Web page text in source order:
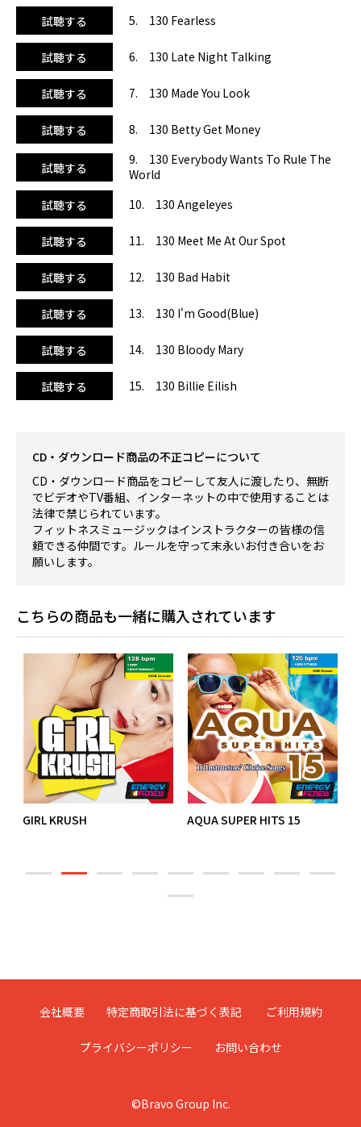
ます。8曲目、ヤング・グレイヴィー『ベティ（ゲット・マ
ネー）』は、1987年リリースのリック・アストリー「ギヴ・
ユー・アップ」をサンプリングしたもの。ユーロビート世代
には懐かしい1曲です。BPMは130均一。TikTokやショート
ムービーでバズった曲をまとめて手に入れたいならコレに決
まり！
試聴する 5. 130 Fearless
試聴する 6. 130 Late Night Talking
試聴する 7. 130 Made You Look
試聴する 8. 130 Betty Get Money
試聴する
9. 130 Everybody Wants To Rule The
World
試聴する
10. 130 Angeleyes
試聴する 11. 130 Meet Me At Our Spot
試聴する 12. 130 Bad Habit
試聴する 13. 130 I'm Good(Blue)
試聴する 14. 130 Bloody Mary
試聴する 15. 130 Billie Eilish
CD・ダウンロード商品の不正コピーについて
CD・ダウンロード商品をコピーして友人に渡したり、無断
でビデオやTV番組、インターネットの中で使用することは
法律で禁じられています。
フィットネスミュージックはインストラクターの皆様の信
頼できる仲間です。ルールを守って末永いお付き合いをお
願いします。
こちらの商品も一緒に購入されています
GIRL KRUSH AQUA SUPER HITS 15
会社概要 特定商取引法に基づく表記 ご利用規約
プライバシーポリシー お問い合わせ
©Bravo Group Inc.